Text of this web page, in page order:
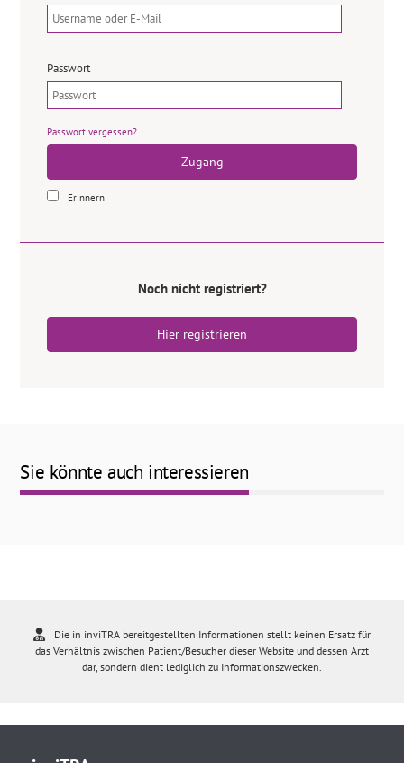
Passwort
Passwort vergessen?
Zugang
Erinnern
Noch nicht registriert?
Hier registrieren
Sie könnte auch interessieren
Die in inviTRA bereitgestellten Informationen stellt keinen Ersatz für
das Verhältnis zwischen Patient/Besucher dieser Website und dessen Arzt
dar, sondern dient lediglich zu Informationszwecken.